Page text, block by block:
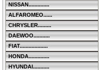
NISSAN..............
ALFAROMEO......
CHRYSLER.........
DAEWOO...........
FIAT...................
HONDA..............
HYUNDAI...........